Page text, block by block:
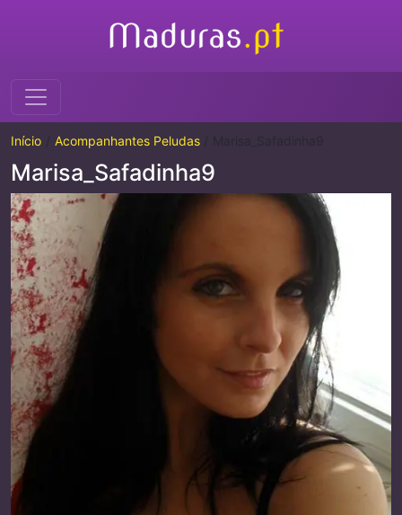
Início Acompanhantes Peludas
Marisa_Safadinha9